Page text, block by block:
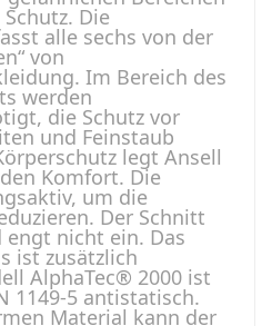
Die
alle sechs von der
von
Im Bereich des
werden
die Schutz vor
und Feinstaub
legt Ansell
Komfort. Die
um die
Der Schnitt
nicht ein. Das
ist zusätzlich
AlphaTec® 2000 ist
1149-5 antistatisch.
Material kann der